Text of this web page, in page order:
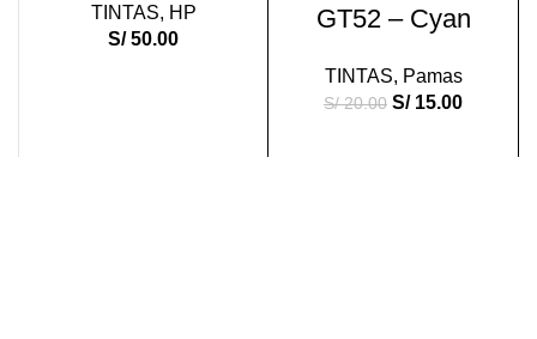
TINTAS, HP
S/50.00
GT52 – Cyan
TINTAS, Pamas
S/20.00 S/15.00